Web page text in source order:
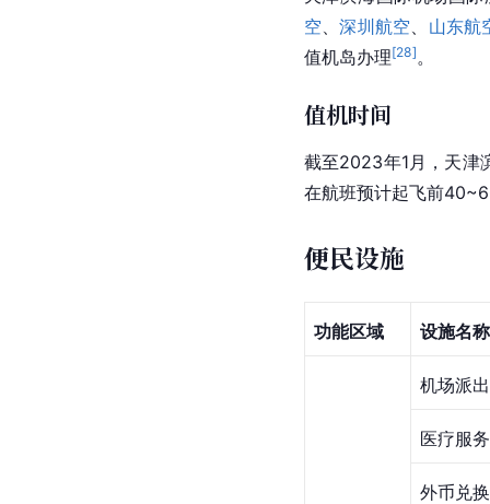
空 、深圳航空
山东航
值机岛办理[28] 。
值机时间
截至2023年1月，天津
在航班预计起飞前
便民设施
功能区域 设施名称
机场派
医疗服
外币兑